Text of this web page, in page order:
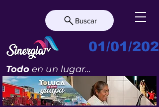
Buscar
01/01/
Todoen un lugar...